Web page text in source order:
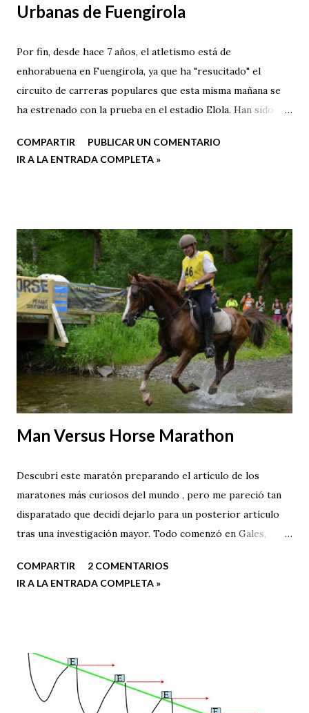
Urbanas de Fuengirola
Por fin, desde hace 7 años, el atletismo está de
enhorabuena en Fuengirola, ya que ha "resucitado" el
circuito de carreras populares que esta misma mañana se
ha estrenado con la prueba en el estadio Elola. Han sido
localidades, clubes, y niveles, aunque pese a coincidir la
COMPARTIR
PUBLICAR UN COMENTARIO
IR A LA ENTRADA COMPLETA »
Man Versus Horse Marathon
Descubrí este maratón preparando el artículo de los
maratones más curiosos del mundo , pero me pareció tan
disparatado que decidí dejarlo para un posterior artículo
tras una investigación mayor. Todo comenzó en Gales,
hombres discutían sobre la capacidad del hombre para
COMPARTIR
2 COMENTARIOS
IR A LA ENTRADA COMPLETA »